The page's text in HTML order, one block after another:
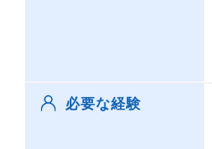
必要な経験